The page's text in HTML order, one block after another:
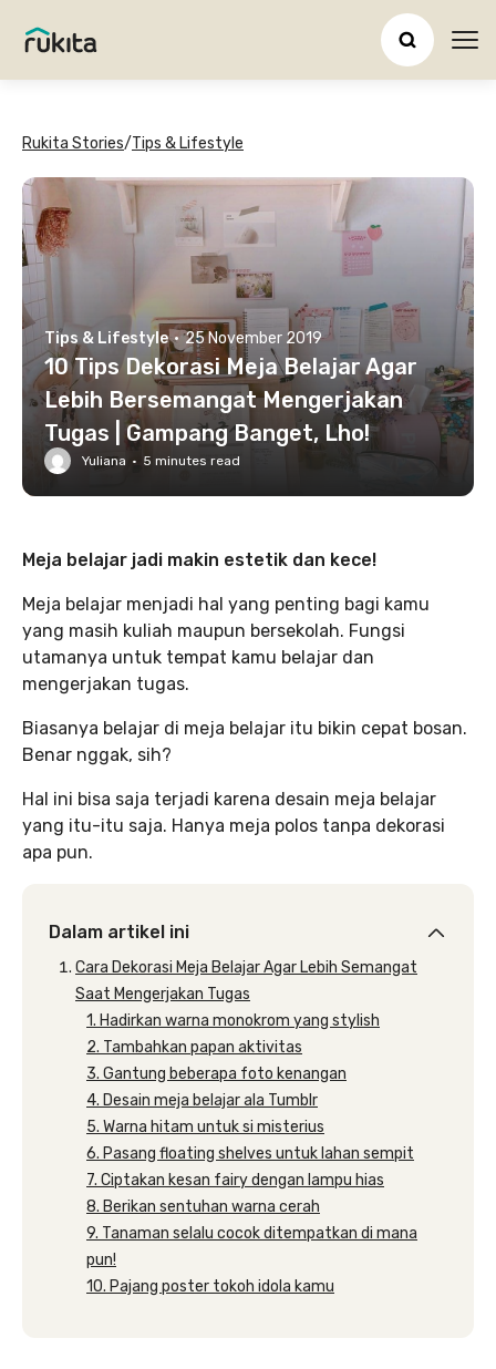
Rukita Stories/Tips & Lifestyle
Tips & Lifestyle · 25 November 2019
10 Tips Dekorasi Meja Belajar Agar
Lebih Bersemangat Mengerjakan
Tugas | Gampang Banget, Lho!
Yuliana · 5 minutes read
Meja belajar jadi makin estetik dan kece!
Meja belajar menjadi hal yang penting bagi kamu
yang masih kuliah maupun bersekolah. Fungsi
utamanya untuk tempat kamu belajar dan
mengerjakan tugas.
Biasanya belajar di meja belajar itu bikin cepat bosan.
Benar nggak, sih?
Hal ini bisa saja terjadi karena desain meja belajar
yang itu-itu saja. Hanya meja polos tanpa dekorasi
apa pun.
Dalam artikel ini
Cara Dekorasi Meja Belajar Agar Lebih Semangat
Saat Mengerjakan Tugas
1. Hadirkan warna monokrom yang stylish
2. Tambahkan papan aktivitas
3. Gantung beberapa foto kenangan
4. Desain meja belajar ala Tumblr
5. Warna hitam untuk si misterius
6. Pasang floating shelves untuk lahan sempit
7. Ciptakan kesan fairy dengan lampu hias
8. Berikan sentuhan warna cerah
9. Tanaman selalu cocok ditempatkan di mana
pun!
10. Pajang poster tokoh idola kamu